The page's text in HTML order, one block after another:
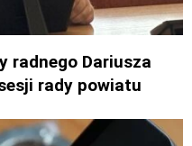
radnego Dariusza
rady powiatu